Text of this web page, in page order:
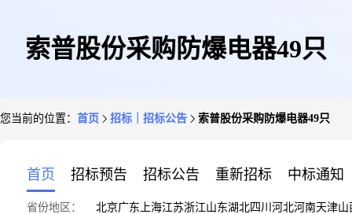
索普股份采购防爆电器49只
您当前的位置： 首页 招标｜招标公告 索普股份采购防爆电器49只
首页 招标预告 招标公告 重新招标 中标通知
省份地区： 北京广东 上海江苏浙江山东湖北四川 河北河南天津山